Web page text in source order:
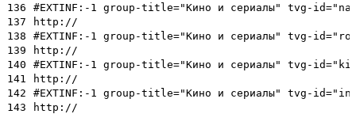
136
#EXTINF:-1 group-title="Кино и сериалы" tvg-
137
http://
138
#EXTINF:-1 group-title="Кино и сериалы" tvg-
139
http://
140
#EXTINF:-1 group-title="Кино и сериалы" tvg-
141
http://
142
#EXTINF:-1 group-title="Кино и сериалы" tvg-
143
http://